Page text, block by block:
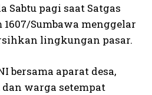
Sabtu pagi saat Satgas
1607/Sumbawa menggelar
lingkungan pasar.
bersama aparat desa,
warga setempat